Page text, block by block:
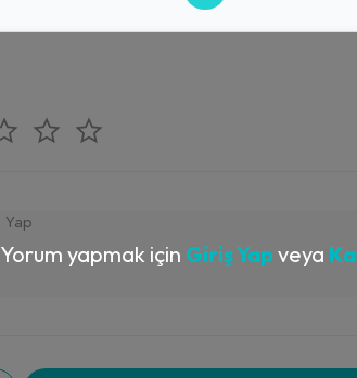
Yorum yapmak için Giriş Yap veya